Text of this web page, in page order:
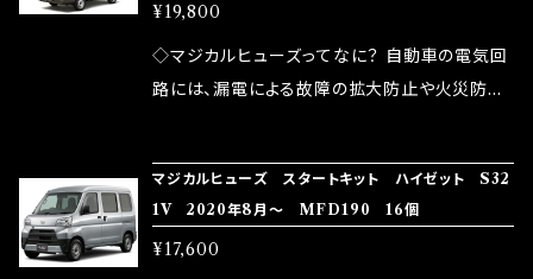
ます。 1.溶接回路であるため、配線と比較し抵抗
が大きい。 2.金属部分が露出している為、空気
中に漏電してしまう。 3.金属プレートが接触する
ズが、マジカルヒューズになります。 ◇マジカル
ヒューズの効果 マジカルヒューズは放電防止効
果・接触抵抗低減効果により、このような効果を
¥19,800
◇マジカルヒューズってなに？ 自動車の電気回
路には、漏電による故障の拡大防止や火災防止
路として、各回路への電力供給を行っています。
しかし、ヒューズには拭い去れない欠点があり
ます。 1.溶接回路であるため、配線と比較し抵抗
マジカルヒューズ スタートキット ハイゼット S32
1V 2020年8月～ MFD190 16個
¥17,600